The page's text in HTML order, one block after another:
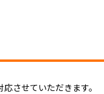
させていただきます。